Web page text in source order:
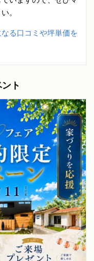
。
る口コミや坪単価を
ト